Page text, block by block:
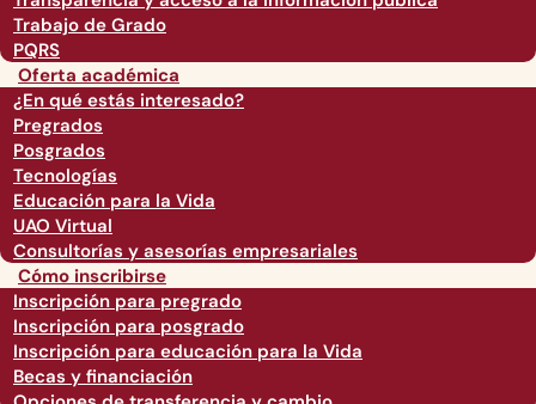
Trabajo de Grado
PQRS
Oferta académica
¿En qué estás interesado?
Pregrados
Posgrados
Tecnologías
Educación para la Vida
UAO Virtual
Consultorías y asesorías empresariales
Cómo inscribirse
Inscripción para pregrado
Inscripción para posgrado
Inscripción para educación para la Vida
Becas y financiación